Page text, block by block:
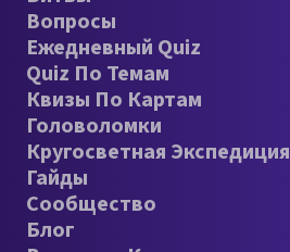
Вопросы
Ежедневный Quiz
Quiz По Темам
Квизы По Картам
Головоломки
Кругосветная Экспедиция
Гайды
Сообщество
Блог